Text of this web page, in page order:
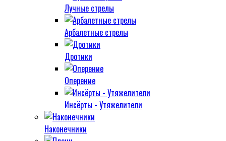
Лучные стрелы
Арбалетные стрелы
Дротики
Оперение
Инсёрты - Утяжелители
Наконечники